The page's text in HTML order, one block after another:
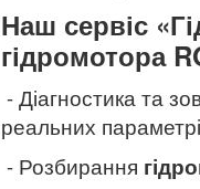
Наш сервіс
гідромотора
- Діагностика та
реальних
- Розбирання